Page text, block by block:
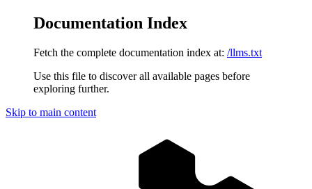
Documentation Index
Fetch the complete documentation index at: /llms.txt
Use this file to discover all available pages before
exploring further.
Skip to main content